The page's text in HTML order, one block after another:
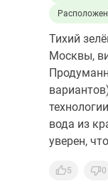
Тихий
Москвы,
вода из
уверен,
5 0